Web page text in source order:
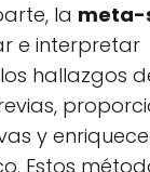
la meta-
e interpretar
hallazgos
y
Estos